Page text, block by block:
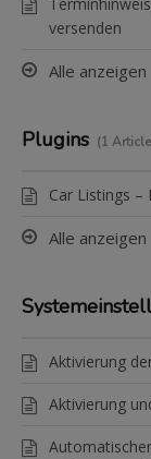
versenden
Alle anzeigen
Plugins 1 Article
Car Listings
Alle anzeigen
Aktivierung
Aktivierung